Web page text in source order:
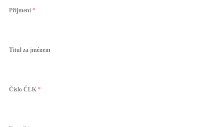
Příjmení*
Titul za jménem
Číslo ČLK *